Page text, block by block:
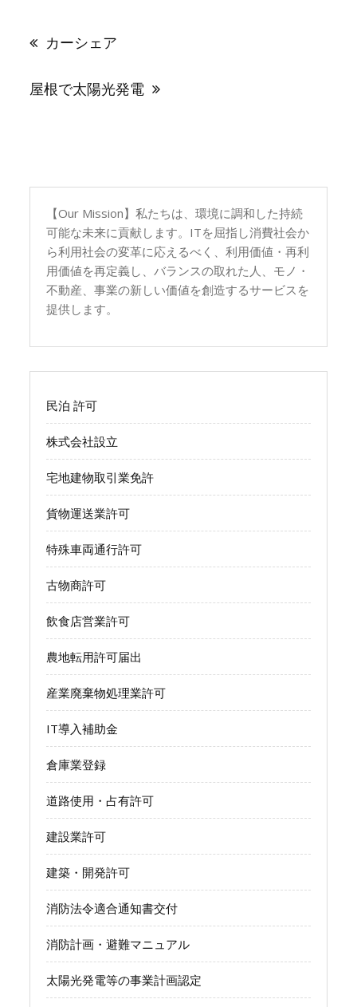
ナ
ゲ
カーシェア
屋根で太陽光発電
【Our Mission】私たちは、環境に調和した持続
可能な未来に貢献します。ITを屈指し消費社会か
ら利用社会の変革に応えるべく、利用価値・再利
用価値を再定義し、バランスの取れた人、モノ・
不動産、事業の新しい価値を創造するサービスを
提供します。
民泊 許可
株式会社設立
宅地建物取引業免許
貨物運送業許可
特殊車両通行許可
古物商許可
飲食店営業許可
農地転用許可届出
産業廃棄物処理業許可
IT導入補助金
倉庫業登録
道路使用・占有許可
建設業許可
建築・開発許可
消防法令適合通知書交付
消防計画・避難マニュアル
太陽光発電等の事業計画認定